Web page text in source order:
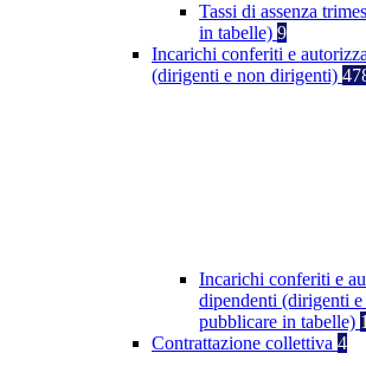
Tassi di assenza
in tabelle) 9
Incarichi conferiti e
(dirigenti e non dirigenti)
Incarichi conferiti e
dipendenti (dirigenti
pubblicare in tabelle)
Contrattazione collettiva 4